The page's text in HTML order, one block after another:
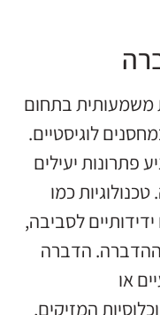
משמעותית בתחום
לוגיסטיים.
פתרונות יעילים
כמו
לסביבה,
הדברה
או
המזיקים,